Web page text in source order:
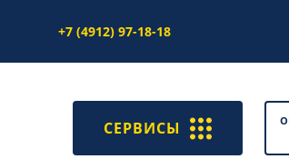
+7 (4912) 97-18-18
СЕРВИСЫ